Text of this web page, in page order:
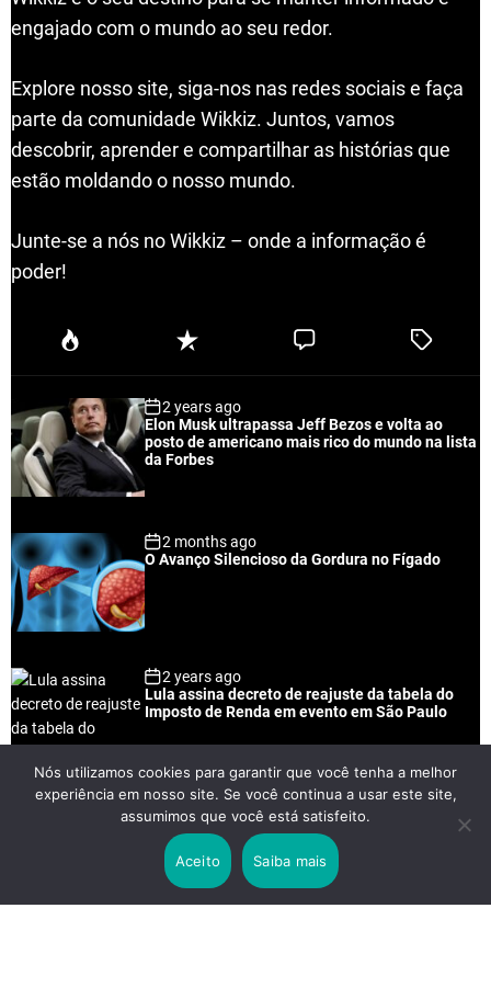
engajado com o mundo ao seu redor.
Explore nosso site, siga-nos nas redes sociais e faça
parte da comunidade Wikkiz. Juntos, vamos
descobrir, aprender e compartilhar as histórias que
estão moldando o nosso mundo.
Junte-se a nós no Wikkiz – onde a informação é
poder!
P
u
a
r
R
e
n
t
C
e
T
e
2 years ago
Elon Musk ultrapassa Jeff Bezos e volta ao
posto de americano mais rico do mundo na lista
da Forbes
2 months ago
O Avanço Silencioso da Gordura no Fígado
2 years ago
Lula assina decreto de reajuste da tabela do
Imposto de Renda em evento em São Paulo
2 years ago
Lei Rouanet e Petrobras financiam evento em
que Lula pediu votos para Boulos
Nós utilizamos cookies para garantir que você tenha a melhor
experiência em nosso site. Se você continua a usar este site,
assumimos que você está satisfeito.
Aceito Saiba mais